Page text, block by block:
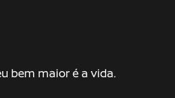
bem maior é a vida.